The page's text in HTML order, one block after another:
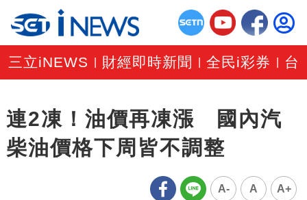
三立iNEWS 財經即時新聞 |全民i彩券 台
連2凍！油價再凍漲 國內汽
柴油價格下周皆不調整
A- A A+